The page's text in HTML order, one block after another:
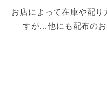
お店によって在庫や配り
すが…他にも配布の